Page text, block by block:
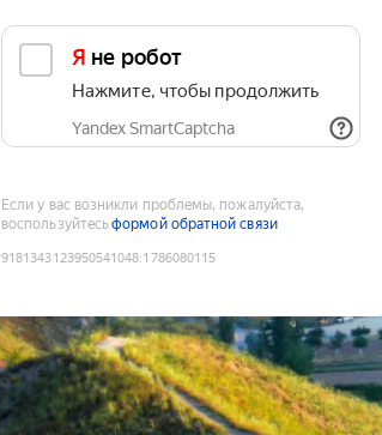
Я не робот
Нажмите, чтобы продолжить
Yandex SmartCaptcha
Если у вас возникли проблемы, пожалуйста,
воспользуйтесьформой обратной связи
9181343123950541048:1786080115